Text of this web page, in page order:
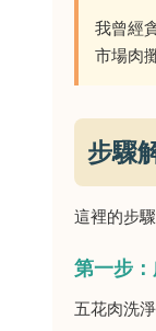
我曾經
市場肉
步驟
這裡的步
第一步
五花肉洗